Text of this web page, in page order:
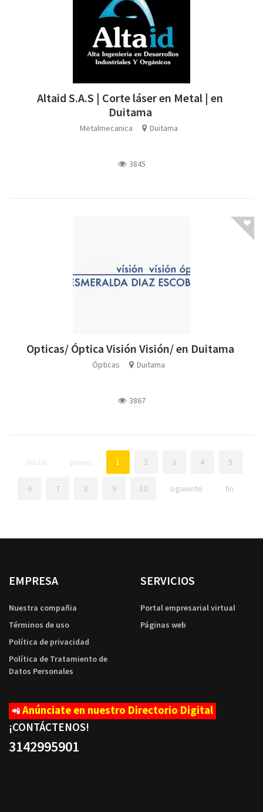
Altaid S.A.S | Corte láser en Metal | en
Duitama
Metalmecanica Duitama
3845
Opticas/ Óptica Visión Visión/ en Duitama
Ópticas Duitama
3867
iniciar previo 1 2 3 4 5
6 7 8 9 10 siguiente fin
EMPRESA
Nuestra compañia
Términos de uso
Política de privacidad
Política de Tratamiento de
Datos Personales
SERVICIOS
Portal empresarial virtual
Páginas web
📲 Anúnciate en nuestro Directorio Digital
¡CONTÁCTENOS!
3142995901